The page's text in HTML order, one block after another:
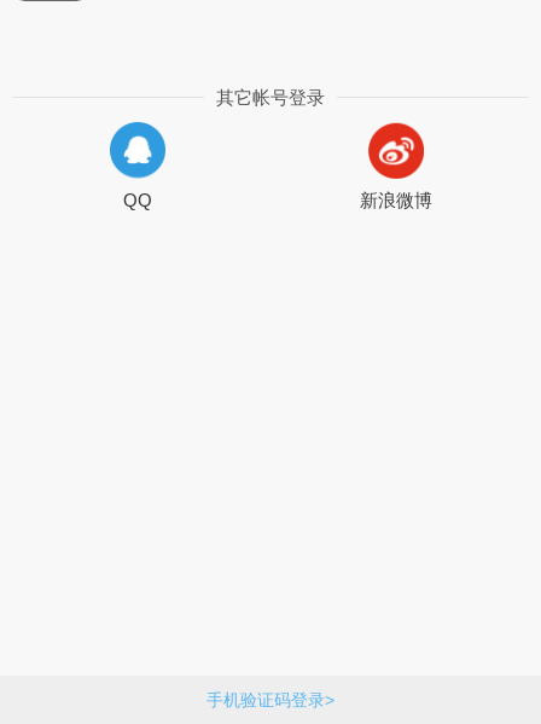
手机验证码登录>
其它帐号登录
QQ 新浪微博